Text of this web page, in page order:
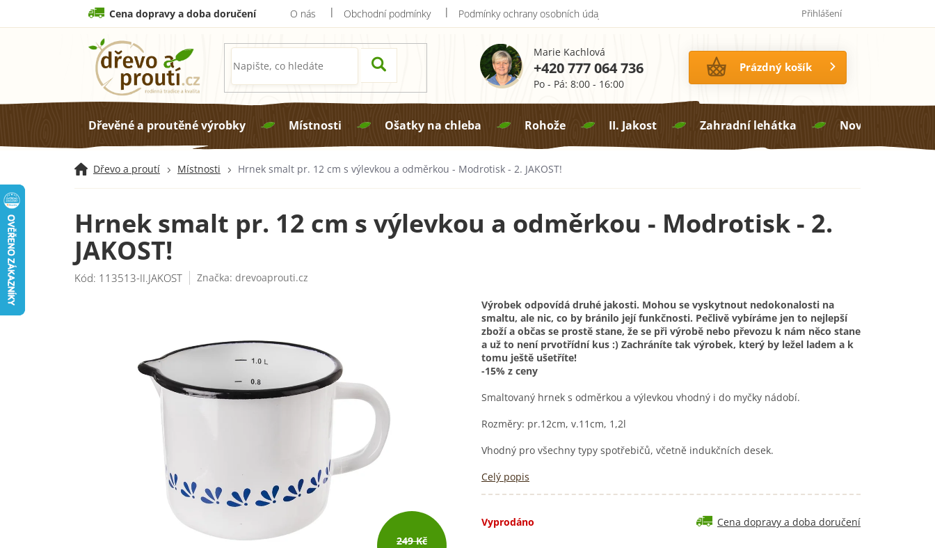
obsah
Cena dopravy a doba doručení O nás Obchodní podmínky Podmínky ochrany osobních údajů 14 dní na vrácení zboží
Přihlášení
Marie Kachlová
+420 777 064 736
Po - Pá: 8:00 - 16:00
NÁKUPNÍ
KOŠÍK
Prázdný košík
Dřevěné a proutěné výrobky Místnosti Ošatky na chleba Rohože II. Jakost Zahradní lehátka Novinky
Dřevo a proutí Místnosti Hrnek smalt pr. 12 cm s výlevkou a odměrkou - Modrotisk - 2. JAKOST!
Hrnek smalt pr. 12 cm s výlevkou a odměrkou - Modrotisk - 2.
JAKOST!
Kód: 113513-II.JAKOST Značka: drevoaprouti.cz
249 Kč
Výrobek odpovídá druhé jakosti. Mohou se vyskytnout nedokonalosti na
smaltu, ale nic, co by bránilo její funkčnosti. Pečlivě vybíráme jen to nejlepší
zboží a občas se prostě stane, že se při výrobě nebo převozu k nám něco stane
a už to není prvotřídní kus :) Zachráníte tak výrobek, který by ležel ladem a k
tomu ještě ušetříte!
-15% z ceny
Smaltovaný hrnek s odměrkou a výlevkou vhodný i do myčky nádobí.
Rozměry: pr.12cm, v.11cm, 1,2l
Vhodný pro všechny typy spotřebičů, včetně indukčních desek.
Celý popis
Vyprodáno Cena dopravy a doba doručení